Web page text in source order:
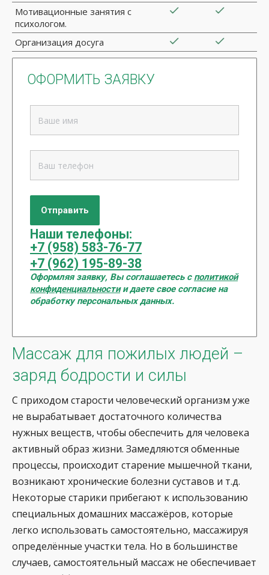
Мотивационные занятия с
психологом.
Организация досуга
ОФОРМИТЬ ЗАЯВКУ
Наши телефоны:
+7 (958) 583-76-77
+7 (962) 195-89-38
Оформляя заявку, Вы соглашаетесь с политикой
конфиденциальностии даете свое согласие на
обработку персональных данных.
Массаж для пожилых людей –
заряд бодрости и силы
С приходом старости человеческий организм уже
не вырабатывает достаточного количества
нужных веществ, чтобы обеспечить для человека
активный образ жизни. Замедляются обменные
процессы, происходит старение мышечной ткани,
возникают хронические болезни суставов и т.д.
Некоторые старики прибегают к использованию
специальных домашних массажёров, которые
легко использовать самостоятельно, массажируя
определённые участки тела. Но в большинстве
случаев, самостоятельный массаж не обеспечивает